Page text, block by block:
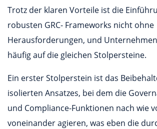
Trotz der klaren Vorteile ist die
robusten GRC- Frameworks nicht ohne
Herausforderungen, und
häufig auf die gleichen Stolpersteine.
Ein erster Stolperstein ist das
isolierten Ansatzes, bei dem die
und Compliance-Funktionen nach wie
voneinander agieren, was eben die